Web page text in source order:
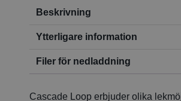
Beskrivning
Ytterligare information
Filer för nedladdning
Cascade Loop erbjuder olika